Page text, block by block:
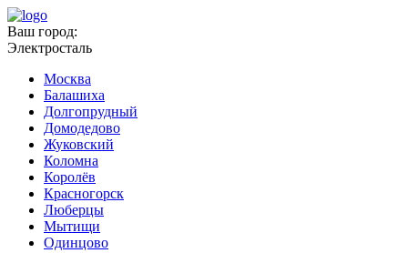
Ваш город:
Электросталь
Москва
Балашиха
Долгопрудный
Домодедово
Жуковский
Коломна
Королёв
Красногорск
Люберцы
Мытищи
Одинцово